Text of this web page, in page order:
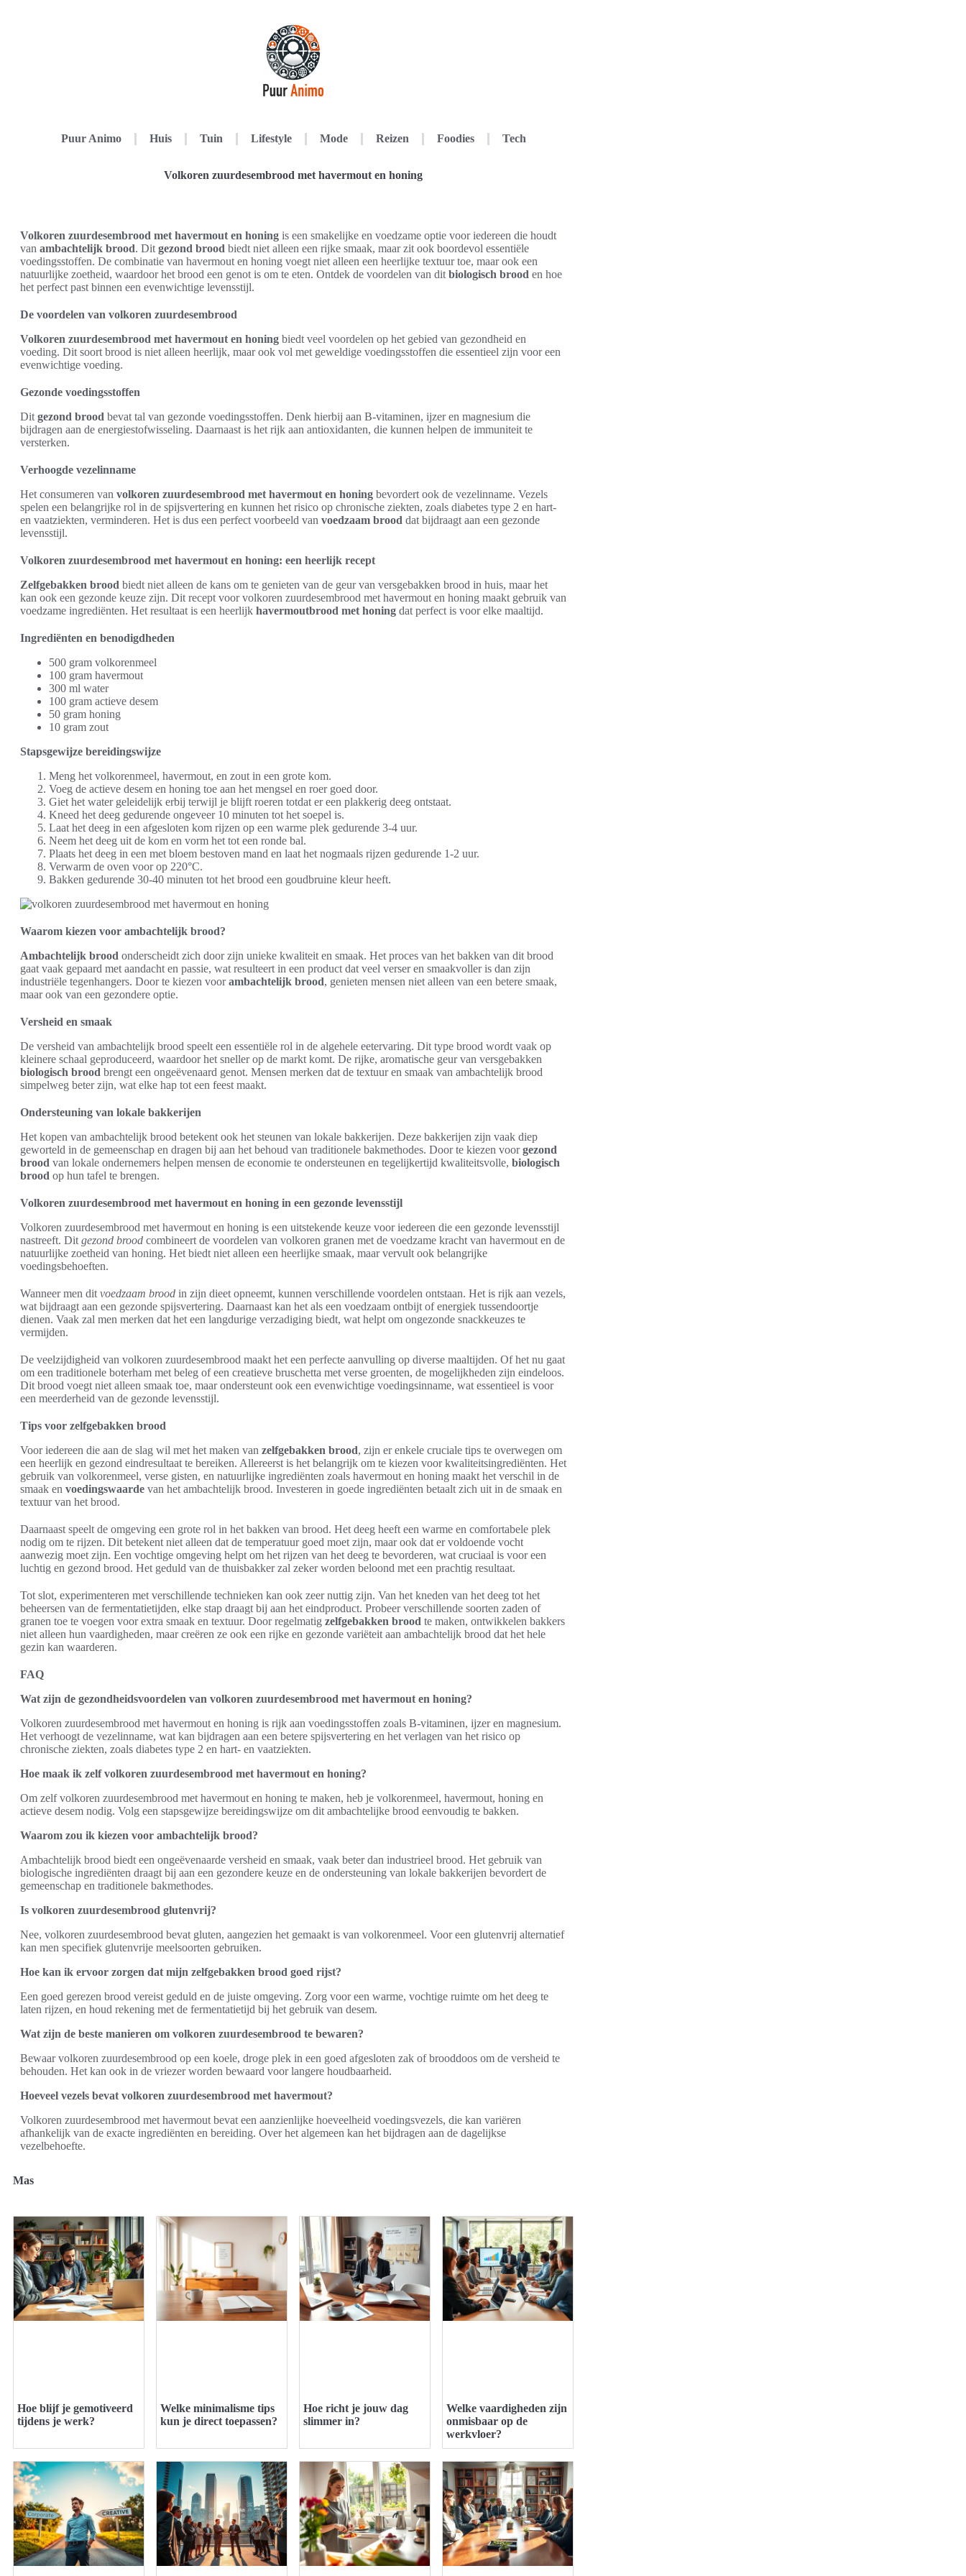
Puur Animo Huis Tuin Lifestyle Mode Reizen Foodies Tech
Volkoren zuurdesembrood met havermout en honing
Volkoren zuurdesembrood met havermout en honing is een smakelijke en voedzame optie voor iedereen die houdt
van ambachtelijk brood. Dit gezond brood biedt niet alleen een rijke smaak, maar zit ook boordevol essentiële
voedingsstoffen. De combinatie van havermout en honing voegt niet alleen een heerlijke textuur toe, maar ook een
natuurlijke zoetheid, waardoor het brood een genot is om te eten. Ontdek de voordelen van dit biologisch brood en hoe
het perfect past binnen een evenwichtige levensstijl.
De voordelen van volkoren zuurdesembrood
Volkoren zuurdesembrood met havermout en honing biedt veel voordelen op het gebied van gezondheid en
voeding. Dit soort brood is niet alleen heerlijk, maar ook vol met geweldige voedingsstoffen die essentieel zijn voor een
evenwichtige voeding.
Gezonde voedingsstoffen
Dit gezond brood bevat tal van gezonde voedingsstoffen. Denk hierbij aan B-vitaminen, ijzer en magnesium die
bijdragen aan de energiestofwisseling. Daarnaast is het rijk aan antioxidanten, die kunnen helpen de immuniteit te
versterken.
Verhoogde vezelinname
Het consumeren van volkoren zuurdesembrood met havermout en honing bevordert ook de vezelinname. Vezels
spelen een belangrijke rol in de spijsvertering en kunnen het risico op chronische ziekten, zoals diabetes type 2 en hart-
en vaatziekten, verminderen. Het is dus een perfect voorbeeld van voedzaam brood dat bijdraagt aan een gezonde
levensstijl.
Volkoren zuurdesembrood met havermout en honing: een heerlijk recept
Zelfgebakken brood biedt niet alleen de kans om te genieten van de geur van versgebakken brood in huis, maar het
kan ook een gezonde keuze zijn. Dit recept voor volkoren zuurdesembrood met havermout en honing maakt gebruik van
voedzame ingrediënten. Het resultaat is een heerlijk havermoutbrood met honing dat perfect is voor elke maaltijd.
Ingrediënten en benodigdheden
500 gram volkorenmeel
100 gram havermout
300 ml water
100 gram actieve desem
50 gram honing
10 gram zout
Stapsgewijze bereidingswijze
Meng het volkorenmeel, havermout, en zout in een grote kom.
Voeg de actieve desem en honing toe aan het mengsel en roer goed door.
Giet het water geleidelijk erbij terwijl je blijft roeren totdat er een plakkerig deeg ontstaat.
Kneed het deeg gedurende ongeveer 10 minuten tot het soepel is.
Laat het deeg in een afgesloten kom rijzen op een warme plek gedurende 3-4 uur.
Neem het deeg uit de kom en vorm het tot een ronde bal.
Plaats het deeg in een met bloem bestoven mand en laat het nogmaals rijzen gedurende 1-2 uur.
Verwarm de oven voor op 220°C.
Bakken gedurende 30-40 minuten tot het brood een goudbruine kleur heeft.
Waarom kiezen voor ambachtelijk brood?
Ambachtelijk brood onderscheidt zich door zijn unieke kwaliteit en smaak. Het proces van het bakken van dit brood
gaat vaak gepaard met aandacht en passie, wat resulteert in een product dat veel verser en smaakvoller is dan zijn
industriële tegenhangers. Door te kiezen voorambachtelijk brood, genieten mensen niet alleen van een betere smaak,
maar ook van een gezondere optie.
Versheid en smaak
De versheid van ambachtelijk brood speelt een essentiële rol in de algehele eetervaring. Dit type brood wordt vaak op
kleinere schaal geproduceerd, waardoor het sneller op de markt komt. De rijke, aromatische geur van versgebakken
biologisch brood brengt een ongeëvenaard genot. Mensen merken dat de textuur en smaak van ambachtelijk brood
simpelweg beter zijn, wat elke hap tot een feest maakt.
Ondersteuning van lokale bakkerijen
Het kopen van ambachtelijk brood betekent ook het steunen van lokale bakkerijen. Deze bakkerijen zijn vaak diep
geworteld in de gemeenschap en dragen bij aan het behoud van traditionele bakmethodes. Door te kiezen voorgezond
brood van lokale ondernemers helpen mensen de economie te ondersteunen en tegelijkertijd kwaliteitsvolle, biologisch
brood op hun tafel te brengen.
Volkoren zuurdesembrood met havermout en honing in een gezonde levensstijl
Volkoren zuurdesembrood met havermout en honing is een uitstekende keuze voor iedereen die een gezonde levensstijl
nastreeft. Dit gezond brood combineert de voordelen van volkoren granen met de voedzame kracht van havermout en de
natuurlijke zoetheid van honing. Het biedt niet alleen een heerlijke smaak, maar vervult ook belangrijke
voedingsbehoeften.
Wanneer men dit voedzaam brood in zijn dieet opneemt, kunnen verschillende voordelen ontstaan. Het is rijk aan vezels,
wat bijdraagt aan een gezonde spijsvertering. Daarnaast kan het als een voedzaam ontbijt of energiek tussendoortje
dienen. Vaak zal men merken dat het een langdurige verzadiging biedt, wat helpt om ongezonde snackkeuzes te
vermijden.
De veelzijdigheid van volkoren zuurdesembrood maakt het een perfecte aanvulling op diverse maaltijden. Of het nu gaat
om een traditionele boterham met beleg of een creatieve bruschetta met verse groenten, de mogelijkheden zijn eindeloos.
Dit brood voegt niet alleen smaak toe, maar ondersteunt ook een evenwichtige voedingsinname, wat essentieel is voor
een meerderheid van de gezonde levensstijl.
Tips voor zelfgebakken brood
Voor iedereen die aan de slag wil met het maken van zelfgebakken brood, zijn er enkele cruciale tips te overwegen om
een heerlijk en gezond eindresultaat te bereiken. Allereerst is het belangrijk om te kiezen voor kwaliteitsingrediënten. Het
gebruik van volkorenmeel, verse gisten, en natuurlijke ingrediënten zoals havermout en honing maakt het verschil in de
smaak en voedingswaarde van het ambachtelijk brood. Investeren in goede ingrediënten betaalt zich uit in de smaak en
textuur van het brood.
Daarnaast speelt de omgeving een grote rol in het bakken van brood. Het deeg heeft een warme en comfortabele plek
nodig om te rijzen. Dit betekent niet alleen dat de temperatuur goed moet zijn, maar ook dat er voldoende vocht
aanwezig moet zijn. Een vochtige omgeving helpt om het rijzen van het deeg te bevorderen, wat cruciaal is voor een
luchtig en gezond brood. Het geduld van de thuisbakker zal zeker worden beloond met een prachtig resultaat.
Tot slot, experimenteren met verschillende technieken kan ook zeer nuttig zijn. Van het kneden van het deeg tot het
beheersen van de fermentatietijden, elke stap draagt bij aan het eindproduct. Probeer verschillende soorten zaden of
granen toe te voegen voor extra smaak en textuur. Door regelmatig zelfgebakken brood te maken, ontwikkelen bakkers
niet alleen hun vaardigheden, maar creëren ze ook een rijke en gezonde variëteit aan ambachtelijk brood dat het hele
gezin kan waarderen.
FAQ
Wat zijn de gezondheidsvoordelen van volkoren zuurdesembrood met havermout en honing?
Volkoren zuurdesembrood met havermout en honing is rijk aan voedingsstoffen zoals B-vitaminen, ijzer en magnesium.
Het verhoogt de vezelinname, wat kan bijdragen aan een betere spijsvertering en het verlagen van het risico op
chronische ziekten, zoals diabetes type 2 en hart- en vaatziekten.
Hoe maak ik zelf volkoren zuurdesembrood met havermout en honing?
Om zelf volkoren zuurdesembrood met havermout en honing te maken, heb je volkorenmeel, havermout, honing en
actieve desem nodig. Volg een stapsgewijze bereidingswijze om dit ambachtelijke brood eenvoudig te bakken.
Waarom zou ik kiezen voor ambachtelijk brood?
Ambachtelijk brood biedt een ongeëvenaarde versheid en smaak, vaak beter dan industrieel brood. Het gebruik van
biologische ingrediënten draagt bij aan een gezondere keuze en de ondersteuning van lokale bakkerijen bevordert de
gemeenschap en traditionele bakmethodes.
Is volkoren zuurdesembrood glutenvrij?
Nee, volkoren zuurdesembrood bevat gluten, aangezien het gemaakt is van volkorenmeel. Voor een glutenvrij alternatief
kan men specifiek glutenvrije meelsoorten gebruiken.
Hoe kan ik ervoor zorgen dat mijn zelfgebakken brood goed rijst?
Een goed gerezen brood vereist geduld en de juiste omgeving. Zorg voor een warme, vochtige ruimte om het deeg te
laten rijzen, en houd rekening met de fermentatietijd bij het gebruik van desem.
Wat zijn de beste manieren om volkoren zuurdesembrood te bewaren?
Bewaar volkoren zuurdesembrood op een koele, droge plek in een goed afgesloten zak of brooddoos om de versheid te
behouden. Het kan ook in de vriezer worden bewaard voor langere houdbaarheid.
Hoeveel vezels bevat volkoren zuurdesembrood met havermout?
Volkoren zuurdesembrood met havermout bevat een aanzienlijke hoeveelheid voedingsvezels, die kan variëren
afhankelijk van de exacte ingrediënten en bereiding. Over het algemeen kan het bijdragen aan de dagelijkse
vezelbehoefte.
Mas
Hoe blijf je gemotiveerd
tijdens je werk?
Welke minimalisme tips
kun je direct toepassen?
Hoe richt je jouw dag
slimmer in?
Welke vaardigheden zijn
onmisbaar op de
werkvloer?